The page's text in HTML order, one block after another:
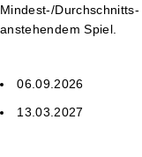
Mindest-/
anstehendem Spiel.
06.09.2026
13.03.2027